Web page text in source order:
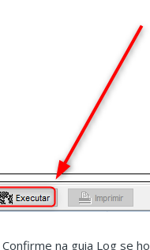
Confirme na guia Log se